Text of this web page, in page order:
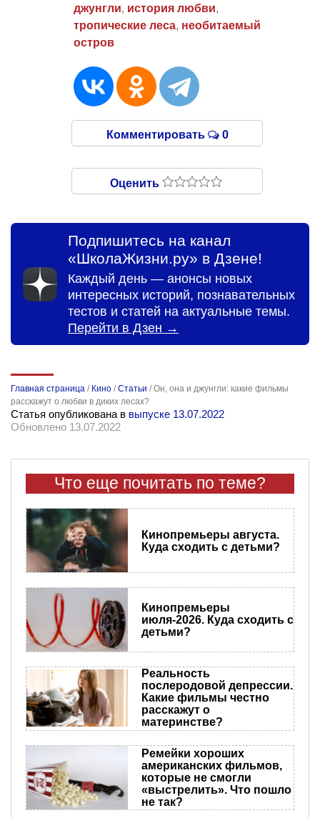
джунгли, история любви,
тропические леса, необитаемый
остров
Комментировать 0
Оценить
Подпишитесь на канал
«ШколаЖизни.ру» в Дзене!
Каждый день — анонсы новых
интересных историй, познавательных
тестов и статей на актуальные темы.
Перейти в Дзен →
Главная страница / Кино /Статьи /Он, она и джунгли: какие фильмы
расскажут о любви в диких лесах?
Статья опубликована в выпуске 13.07.2022
Обновлено 13.07.2022
Что еще почитать по теме?
Кинопремьеры​ августа.
Куда сходить с детьми?
Кинопремьеры
июля-2026. Куда сходить с
детьми?
Реальность
послеродовой депрессии.
Какие фильмы честно
расскажут о
материнстве?
Ремейки хороших
американских фильмов,
которые не смогли
«выстрелить». Что пошло
не так?